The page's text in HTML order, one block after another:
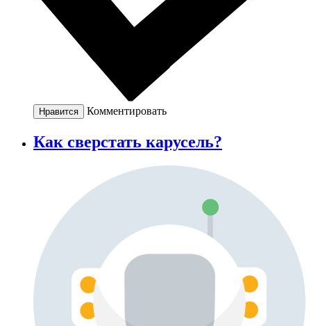
Нравится Комментировать
Как сверстать карусель?